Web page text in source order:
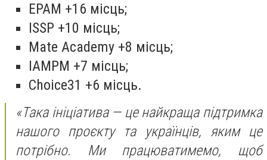
EPAM +16 місць;
ISSP +10 місць;
Mate Academy +8 місць;
IAMPM +7 місць;
Choice31 +6 місць.
«Така ініціатива — це найкраща підтримка
нашого проєкту та українців, яким це
потрібно. Ми працюватимемо, щоб